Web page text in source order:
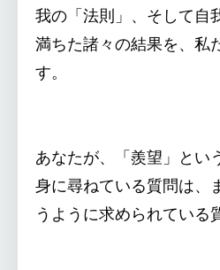
我の「法則」、そして自
満ちた諸々の結果を、私
す。
あなたが、「羨望」とい
身に尋ねている質問は、
うように求められている